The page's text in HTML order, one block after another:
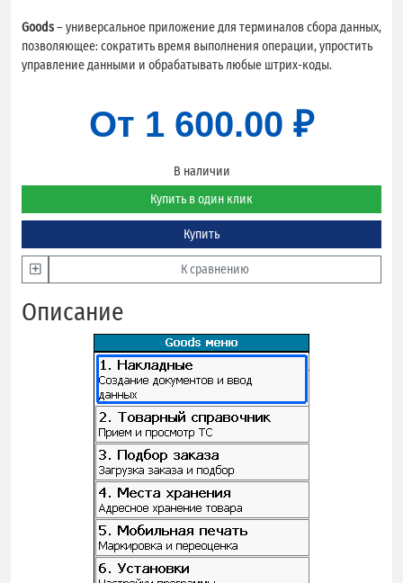
Goods– универсальное приложение для терминалов сбора данных,
позволяющее: сократить время выполнения операции, упростить
управление данными и обрабатывать любые штрих-коды.
От 1 600.00 ₽
В наличии
Купить в один клик
Купить
К сравнению
Описание